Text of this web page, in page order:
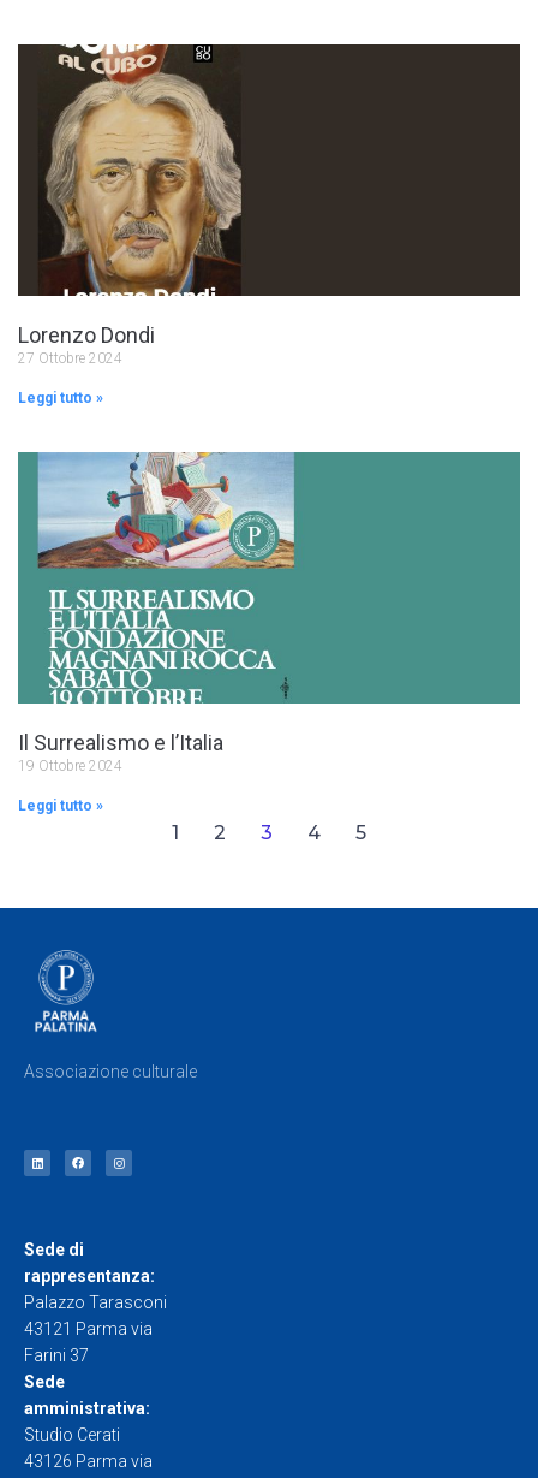
Lorenzo Dondi
27 Ottobre 2024
Leggi tutto »
Il Surrealismo e l’Italia
19 Ottobre 2024
Leggi tutto »
1 2 3 4 5
Associazione culturale
Sede di
rappresentanza:
Palazzo Tarasconi
43121 Parma via
Farini 37
Sede
amministrativa:
Studio Cerati
43126 Parma via